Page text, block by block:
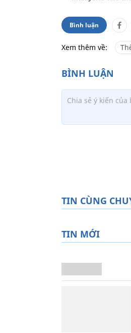
Bình luận
Xem thêm về:
TIN CÙNG
TIN MỚI